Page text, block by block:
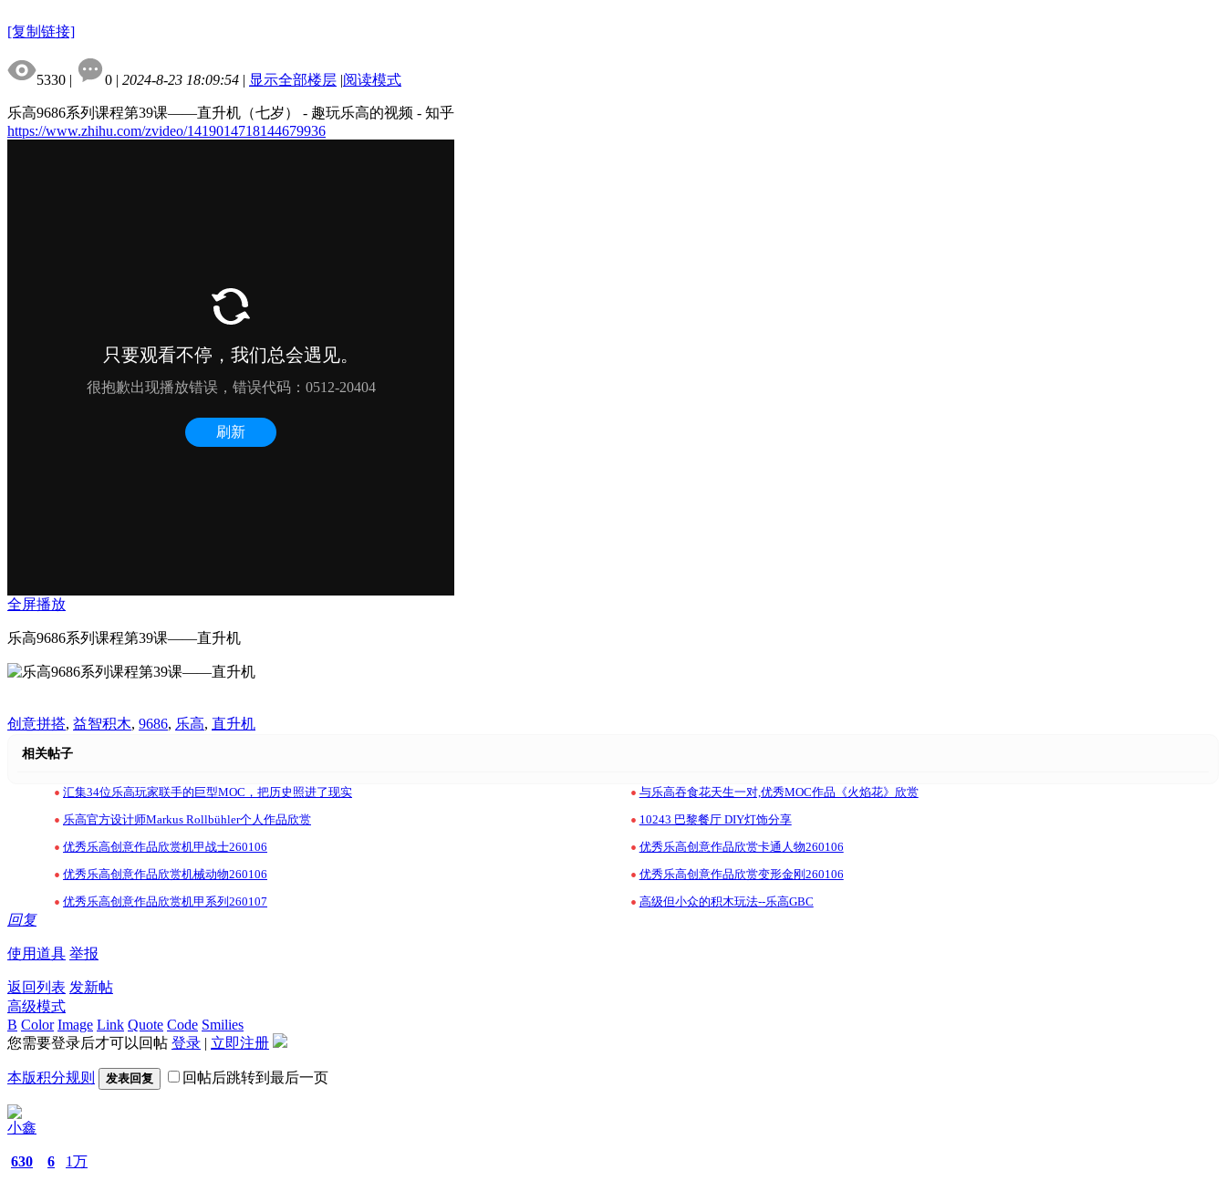
[复制链接]
5330 | 0 | 2024-8-23 18:09:54 | 显示全部楼层 |阅读模式
乐高9686系列课程第39课——直升机（七岁） - 趣玩乐高的视频 - 知乎
https://www.zhihu.com/zvideo/1419014718144679936
全屏播放
乐高9686系列课程第39课——直升机
创意拼搭, 益智积木, 9686, 乐高, 直升机
相关帖子
• 汇集34位乐高玩家联手的巨型MOC，把历史照进了现实 • 与乐高吞食花天生一对,优秀MOC作品《火焰花》欣赏
• 乐高官方设计师Markus Rollbühler个人作品欣赏 • 10243 巴黎餐厅 DIY灯饰分享
• 优秀乐高创意作品欣赏机甲战士260106 • 优秀乐高创意作品欣赏卡通人物260106
• 优秀乐高创意作品欣赏机械动物260106 • 优秀乐高创意作品欣赏变形金刚260106
• 优秀乐高创意作品欣赏机甲系列260107 • 高级但小众的积木玩法--乐高GBC
回复
使用道具 举报
返回列表 发新帖
高级模式
B Color Image Link Quote Code Smilies
您需要登录后才可以回帖 登录 | 立即注册
本版积分规则 发表回复 回帖后跳转到最后一页
小鑫
630 6 1万